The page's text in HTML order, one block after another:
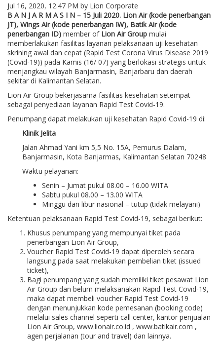
Jul 16, 2020, 12.47 PM by Lion Corporate
B A N J A R M A S I N – 15 Juli 2020. Lion Air (kode penerbangan
JT), Wings Air (kode penerbangan IW), Batik Air (kode
penerbangan ID) member of Lion Air Group mulai
memberlakukan fasilitas layanan pelaksanaan uji kesehatan
skrining awal dan cepat (Rapid Test Corona Virus Disease 2019
(Covid-19)) pada Kamis (16/ 07) yang berlokasi strategis untuk
menjangkau wilayah Banjarmasin, Banjarbaru dan daerah
sekitar di Kalimantan Selatan.
Lion Air Group bekerjasama fasilitas kesehatan setempat
sebagai penyediaan layanan Rapid Test Covid-19.
Penumpang dapat melakukan uji kesehatan Rapid Covid-19 di:
Klinik Jelita
Jalan Ahmad Yani km 5,5 No. 15A, Pemurus Dalam,
Banjarmasin, Kota Banjarmas, Kalimantan Selatan 70248
Waktu pelayanan:
Senin – Jumat pukul 08.00 – 16.00 WITA
Sabtu pukul 08.00 – 13.00 WITA
Minggu dan libur nasional – tutup (tidak melayani)
Ketentuan pelaksanaan Rapid Test Covid-19, sebagai berikut:
Khusus penumpang yang mempunyai tiket pada
penerbangan Lion Air Group,
Voucher Rapid Test Covid-19 dapat diperoleh secara
langsung pada saat melakukan pembelian tiket (issued
ticket),
Bagi penumpang yang sudah memiliki tiket pesawat Lion
Air Group dan belum melaksanakan Rapid Test Covid-19,
maka dapat membeli voucher Rapid Test Covid-19
dengan menunjukkan kode pemesanan (booking code)
melalui sales channel seperti call center, kantor penjualan
Lion Air Group, www.lionair.co.id , www.batikair.com ,
agen perjalanan (tour and travel) dan lainnya.